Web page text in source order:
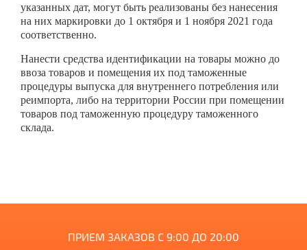
указанных дат, могут быть реализованы без нанесения
на них маркировки до 1 октября и 1 ноября 2021 года
соответственно.
Нанести средства идентификации на товары можно до
ввоза товаров и помещения их под таможенные
процедуры выпуска для внутреннего потребления или
реимпорта, либо на территории России при помещении
товаров под таможенную процедуру таможенного
склада.
ПРИЕМ ЗАКАЗОВ С 9:00 ДО 20:00